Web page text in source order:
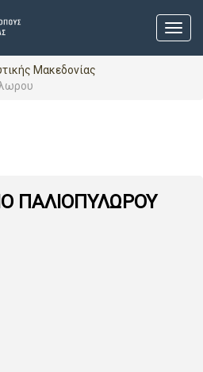
Μακεδονίας
ΠΑΛΙΟΠΥΛΩΡΟΥ